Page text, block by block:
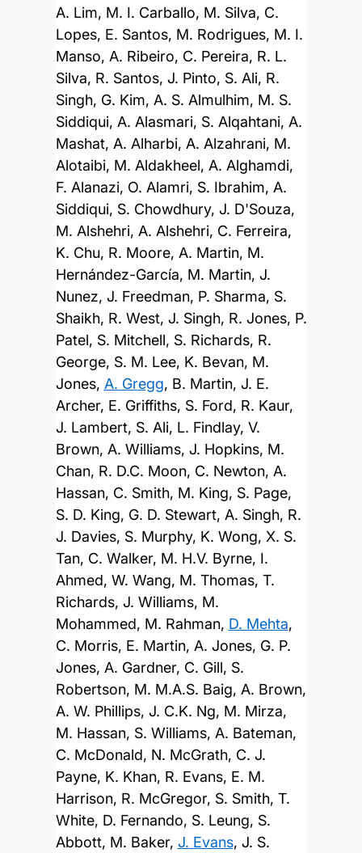
A. Lim, M. I. Carballo, M. Silva, C.
Lopes, E. Santos, M. Rodrigues, M. I.
Manso, A. Ribeiro, C. Pereira, R. L.
Silva, R. Santos, J. Pinto, S. Ali, R.
Singh, G. Kim, A. S. Almulhim, M. S.
Siddiqui, A. Alasmari, S. Alqahtani, A.
Mashat, A. Alharbi, A. Alzahrani, M.
Alotaibi, M. Aldakheel, A. Alghamdi,
F. Alanazi, O. Alamri, S. Ibrahim, A.
Siddiqui, S. Chowdhury, J. D'Souza,
M. Alshehri, A. Alshehri, C. Ferreira,
K. Chu, R. Moore, A. Martin, M.
Hernández-García, M. Martin, J.
Nunez, J. Freedman, P. Sharma, S.
Shaikh, R. West, J. Singh, R. Jones, P.
Patel, S. Mitchell, S. Richards, R.
George, S. M. Lee, K. Bevan, M.
Jones, A. Gregg, B. Martin, J. E.
Archer, E. Griffiths, S. Ford, R. Kaur,
J. Lambert, S. Ali, L. Findlay, V.
Brown, A. Williams, J. Hopkins, M.
Chan, R. D.C. Moon, C. Newton, A.
Hassan, C. Smith, M. King, S. Page,
S. D. King, G. D. Stewart, A. Singh, R.
J. Davies, S. Murphy, K. Wong, X. S.
Tan, C. Walker, M. H.V. Byrne, I.
Ahmed, W. Wang, M. Thomas, T.
Richards, J. Williams, M.
Mohammed, M. Rahman, D. Mehta,
C. Morris, E. Martin, A. Jones, G. P.
Jones, A. Gardner, C. Gill, S.
Robertson, M. M.A.S. Baig, A. Brown,
A. W. Phillips, J. C.K. Ng, M. Mirza,
M. Hassan, S. Williams, A. Bateman,
C. McDonald, N. McGrath, C. J.
Payne, K. Khan, R. Evans, E. M.
Harrison, R. McGregor, S. Smith, T.
White, D. Fernando, S. Leung, S.
Abbott, M. Baker, J. Evans, J. S.